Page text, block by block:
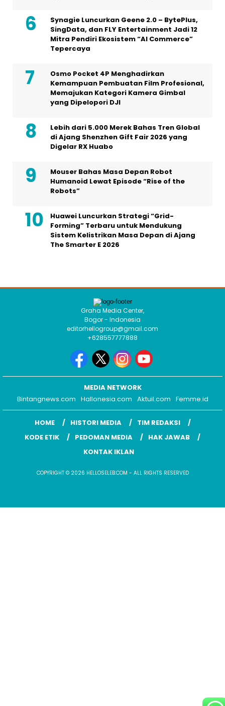
Synagie Luncurkan Geene 2.0 – BytePlus,
SingData, dan FLY Entertainment Jadi 12
Mitra Pendiri Ekosistem “AI Commerce”
Tepercaya
Osmo Pocket 4P Menghadirkan
Kemampuan Pembuatan Film Profesional,
Memajukan Kategori Kamera Gimbal
yang Dipelopori DJI
Lebih dari 5.000 Merek Bahas Tren Global
di Ajang Shenzhen Gift Fair 2026 yang
Digelar RX Huabo
Mouser Bahas Masa Depan Robot
Humanoid Lewat Episode “Rise of the
Robots”
Huawei Luncurkan Strategi “Grid-
Forming” Terbaru untuk Mendukung
Sistem Kelistrikan Masa Depan di Ajang
The Smarter E 2026
Graha Media Center,
Bogor - Indonesia
editorhellogroup@gmail.com
+628557777888
MEDIA NETWORK
Bintangnews.com Hallonesia.com Aktuil.com Femme.id
HOME HISTORI MEDIA
TIM REDAKSI
KODE ETIK
PEDOMAN MEDIA
HAK JAWAB
KONTAK IKLAN
COPYRIGHT © 2026 HELLOSELEB.COM - ALL RIGHTS RESERVED